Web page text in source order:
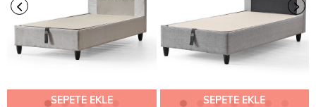
SEPETE EKLE SEPETE EKLE